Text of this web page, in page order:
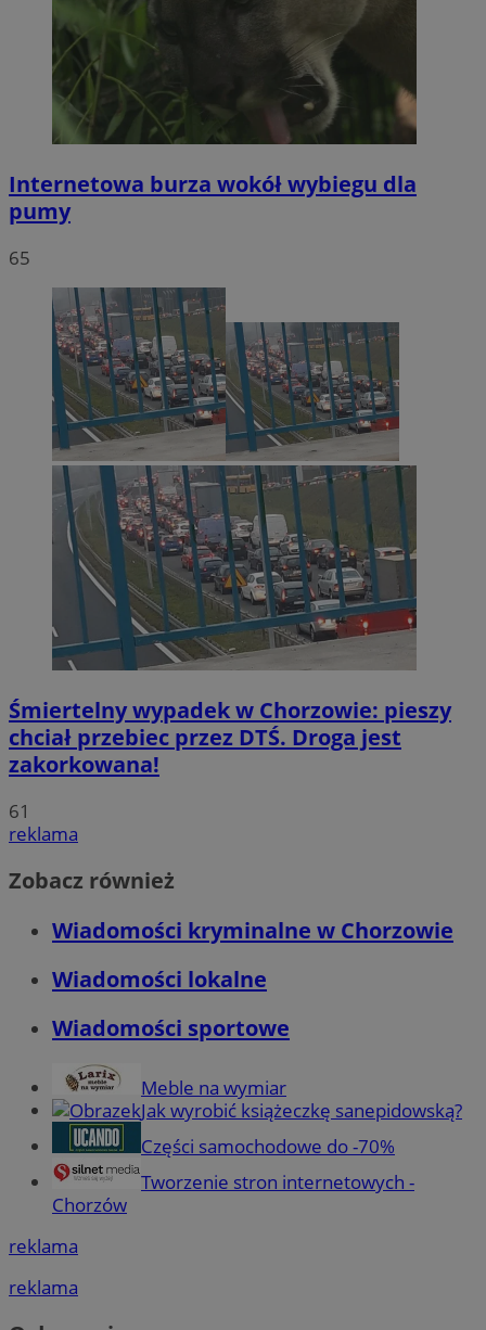
Internetowa burza wokół wybiegu dla
pumy
65
Śmiertelny wypadek w Chorzowie: pieszy
chciał przebiec przez DTŚ. Droga jest
zakorkowana!
61
reklama
Zobacz również
Wiadomości kryminalne w Chorzowie
Wiadomości lokalne
Wiadomości sportowe
Meble na wymiar
Jak wyrobić książeczkę sanepidowską?
Części samochodowe do -70%
Tworzenie stron internetowych -
Chorzów
reklama
reklama